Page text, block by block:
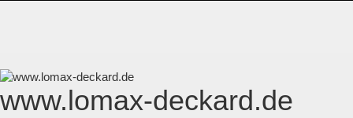
www.lomax-deckard.de